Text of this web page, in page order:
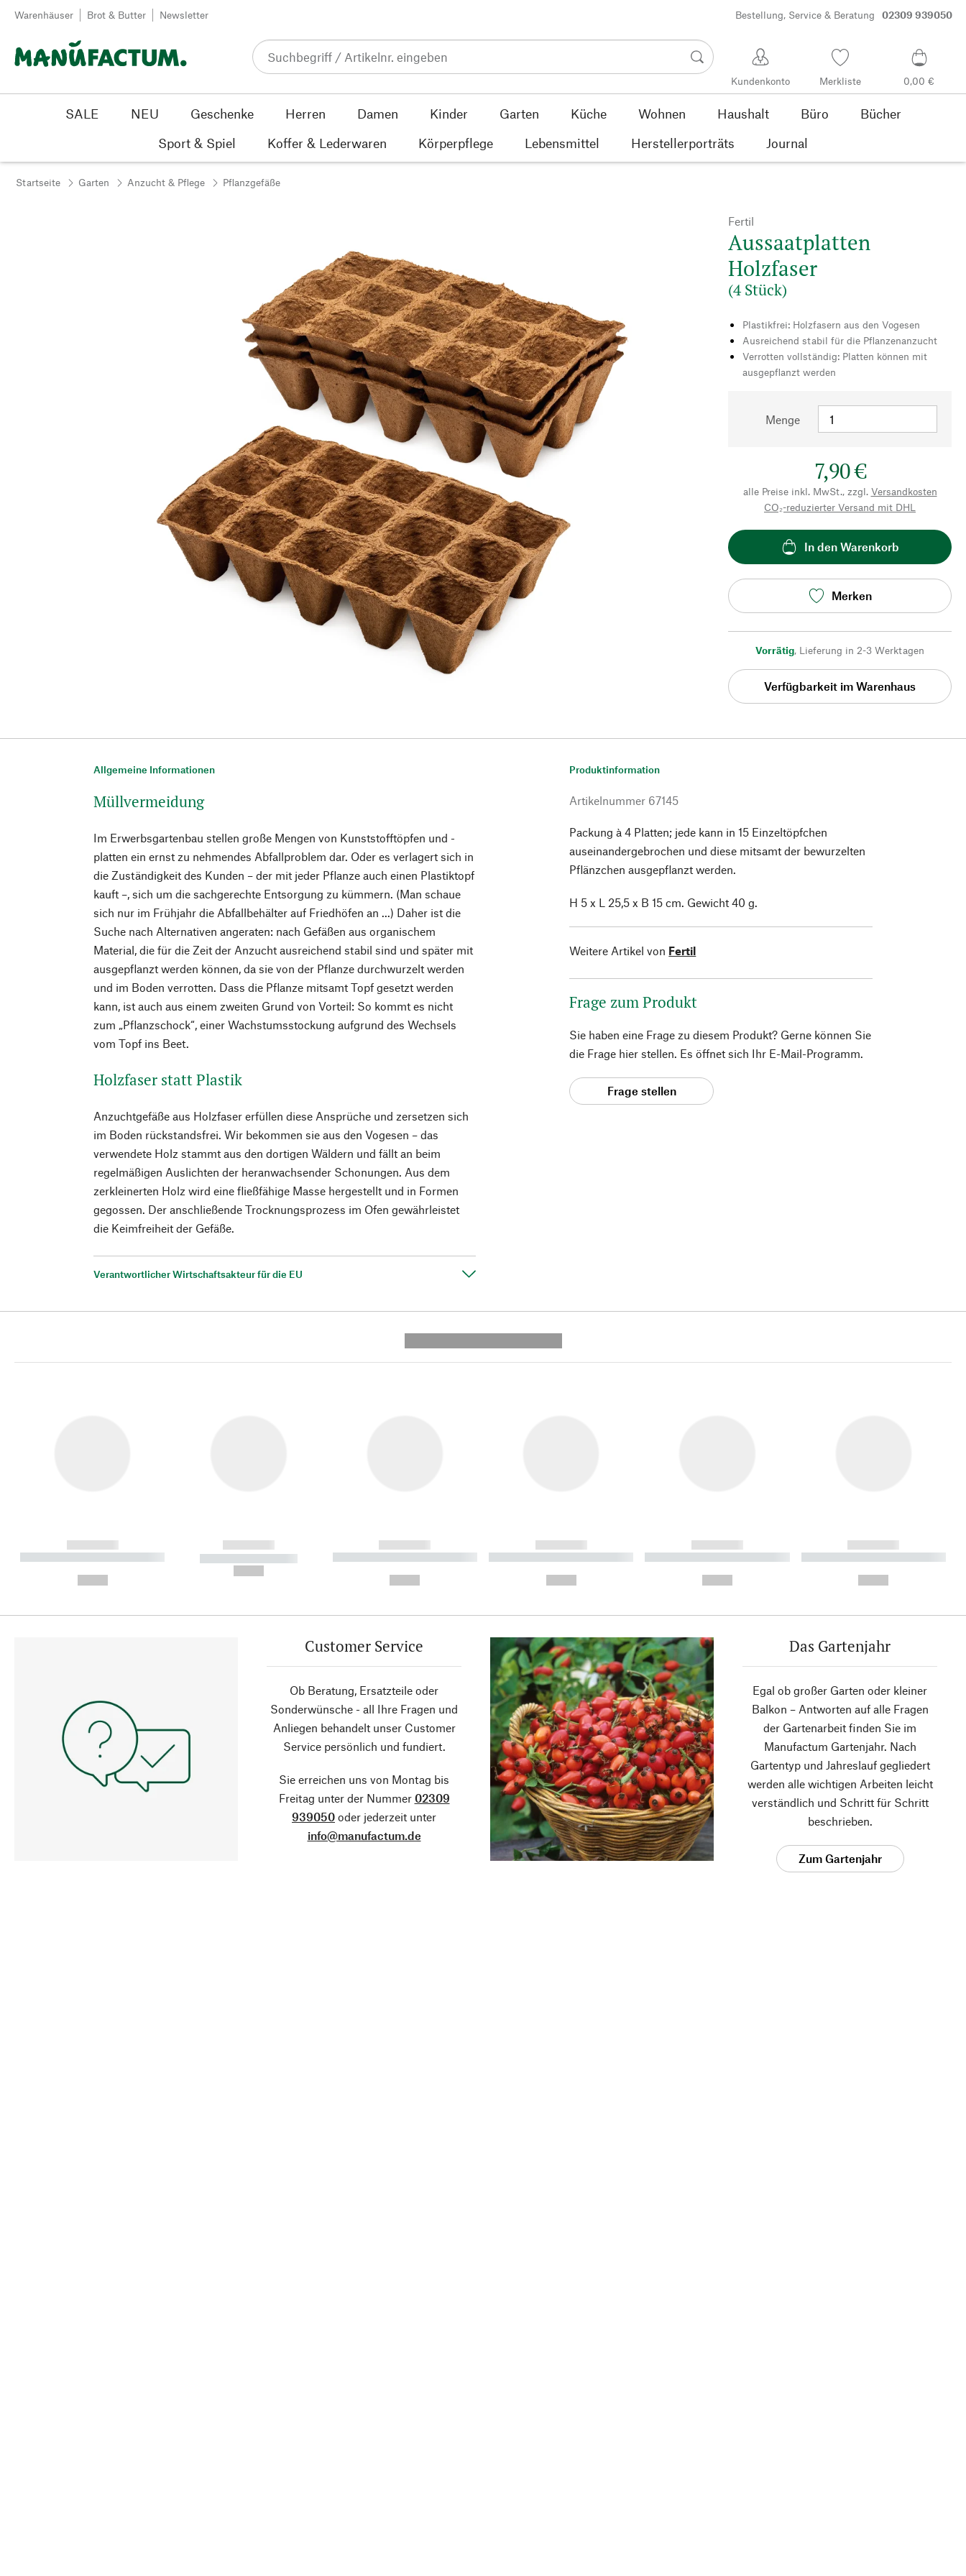
Zum Inhalt springen
Warenhäuser Brot & Butter Newsletter Bestellung, Service & Beratung 02309 939050
Kundenkonto Merkliste 0,00 €
SALE NEU Geschenke Herren Damen Kinder Garten Küche Wohnen Haushalt Büro
Bücher
Sport & Spiel
Koffer & Lederwaren Körperpflege Lebensmittel Herstellerporträts Journal
Startseite Garten Anzucht & Pflege Pflanzgefäße
Fertil
Aussaatplatten
Holzfaser
(4 Stück)
Plastikfrei: Holzfasern aus den Vogesen
Ausreichend stabil für die Pflanzenanzucht
Verrotten vollständig: Platten können mit
ausgepflanzt werden
Menge
7,90 €
alle Preise inkl. MwSt., zzgl. Versandkosten
CO₂-reduzierter Versand mit DHL
In den Warenkorb
Merken
Vorrätig, Lieferung in 2-3 Werktagen
Verfügbarkeit im Warenhaus
Allgemeine Informationen
Müllvermeidung
Im Erwerbsgartenbau stellen große Mengen von Kunststofftöpfen und -
platten ein ernst zu nehmendes Abfallproblem dar. Oder es verlagert sich in
die Zuständigkeit des Kunden – der mit jeder Pflanze auch einen Plastiktopf
kauft –, sich um die sachgerechte Entsorgung zu kümmern. (Man schaue
sich nur im Frühjahr die Abfallbehälter auf Friedhöfen an ...) Daher ist die
Suche nach Alternativen angeraten: nach Gefäßen aus organischem
Material, die für die Zeit der Anzucht ausreichend stabil sind und später mit
ausgepflanzt werden können, da sie von der Pflanze durchwurzelt werden
und im Boden verrotten. Dass die Pflanze mitsamt Topf gesetzt werden
kann, ist auch aus einem zweiten Grund von Vorteil: So kommt es nicht
zum „Pflanzschock“, einer Wachstumsstockung aufgrund des Wechsels
vom Topf ins Beet.
Holzfaser statt Plastik
Anzuchtgefäße aus Holzfaser erfüllen diese Ansprüche und zersetzen sich
im Boden rückstandsfrei. Wir bekommen sie aus den Vogesen – das
verwendete Holz stammt aus den dortigen Wäldern und fällt an beim
regelmäßigen Auslichten der heranwachsender Schonungen. Aus dem
zerkleinerten Holz wird eine fließfähige Masse hergestellt und in Formen
gegossen. Der anschließende Trocknungsprozess im Ofen gewährleistet
die Keimfreiheit der Gefäße.
Verantwortlicher Wirtschaftsakteur für die EU
Produktinformation
Artikelnummer 67145
Packung à 4 Platten; jede kann in 15 Einzeltöpfchen
auseinandergebrochen und diese mitsamt der bewurzelten
Pflänzchen ausgepflanzt werden.
H 5 x L 25,5 x B 15 cm. Gewicht 40 g.
Weitere Artikel von Fertil
Frage zum Produkt
Sie haben eine Frage zu diesem Produkt? Gerne können Sie
die Frage hier stellen. Es öffnet sich Ihr E-Mail-Programm.
Frage stellen
------------
----------- ----------- ----------
------------
----------- -----------
------------
----------- ----------- ----------
------------
----------- ----------- ----------
------------
----------- ----------- ----------
------------
----------- ----------- ----------
Customer Service
Ob Beratung, Ersatzteile oder
Sonderwünsche - all Ihre Fragen und
Anliegen behandelt unser Customer
Service persönlich und fundiert.
Sie erreichen uns von Montag bis
Freitag unter der Nummer 02309
939050 oder jederzeit unter
info@manufactum.de
Das Gartenjahr
Egal ob großer Garten oder kleiner
Balkon – Antworten auf alle Fragen
der Gartenarbeit finden Sie im
Manufactum Gartenjahr. Nach
Gartentyp und Jahreslauf gegliedert
werden alle wichtigen Arbeiten leicht
verständlich und Schritt für Schritt
beschrieben.
Zum Gartenjahr